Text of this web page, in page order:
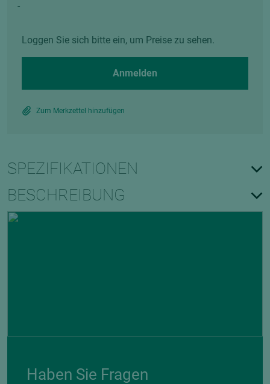
Loggen Sie sich bitte ein, um Preise zu sehen.
Anmelden
Zum Merkzettel hinzufügen
SPEZIFIKATIONEN
BESCHREIBUNG
Haben Sie Fragen